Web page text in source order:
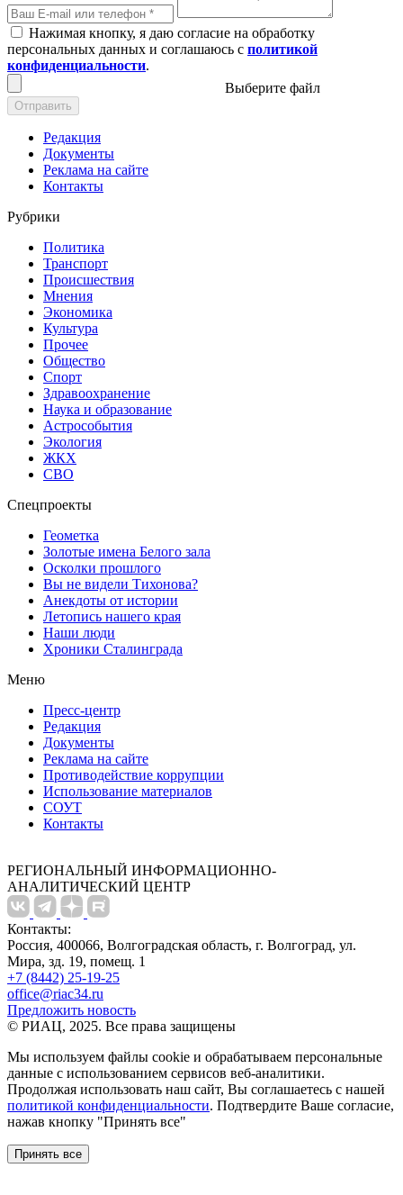
Нажимая кнопку, я даю согласие на обработку
персональных данных и соглашаюсь с политикой
конфиденциальности.
Выберите файл
Отправить
Редакция
Документы
Реклама на сайте
Контакты
Рубрики
Политика
Транспорт
Происшествия
Мнения
Экономика
Культура
Прочее
Общество
Спорт
Здравоохранение
Наука и образование
Астрособытия
Экология
ЖКХ
СВО
Спецпроекты
Геометка
Золотые имена Белого зала
Осколки прошлого
Вы не видели Тихонова?
Анекдоты от истории
Летопись нашего края
Наши люди
Хроники Сталинграда
Меню
Пресс-центр
Редакция
Документы
Реклама на сайте
Противодействие коррупции
Использование материалов
СОУТ
Контакты
РЕГИОНАЛЬНЫЙ ИНФОРМАЦИОННО-
АНАЛИТИЧЕСКИЙ ЦЕНТР
Контакты:
Россия, 400066, Волгоградская область, г. Волгоград, ул.
Мира, зд. 19, помещ. 1
+7 (8442) 25-19-25
office@riac34.ru
Предложить новость
© РИАЦ, 2025. Все права защищены
Мы используем файлы сookie и обрабатываем персональные
данные с использованием сервисов веб-аналитики.
Продолжая использовать наш сайт, Вы соглашаетесь с нашей
политикой конфиденциальности. Подтвердите Ваше согласие,
нажав кнопку "Принять все"
Принять все